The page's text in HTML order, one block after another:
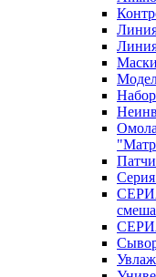
Линия